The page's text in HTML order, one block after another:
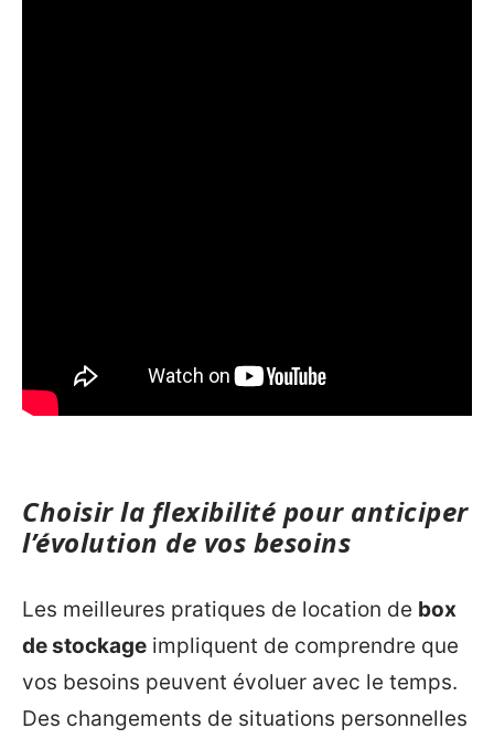
Choisir la flexibilité pour anticiper
l’évolution de vos besoins
Les meilleures pratiques de location de box
de stockage impliquent de comprendre que
vos besoins peuvent évoluer avec le temps.
Des changements de situations personnelles